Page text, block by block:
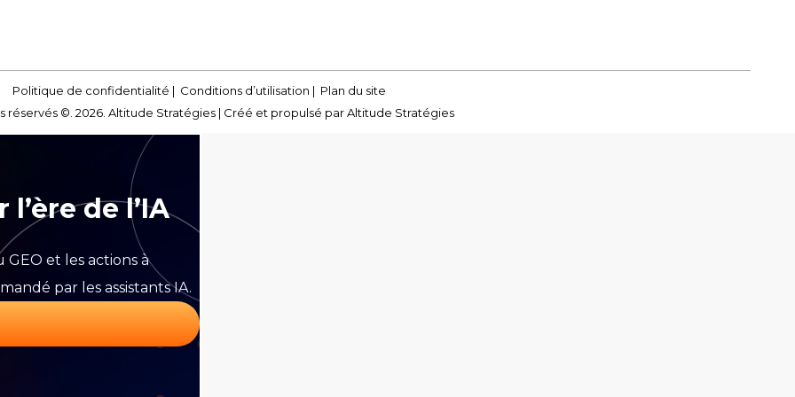
Politique de confidentialité | Conditions d’utilisation | Plan du site
réservés ©. 2026. Altitude Stratégies | Créé et propulsé par Altitude Stratégies
de l’IA
et les actions à
par les assistants IA.